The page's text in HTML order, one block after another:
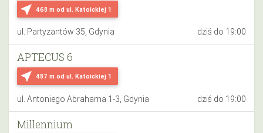
near_me 468 m od ul. Katoickiej 1
ul. Partyzantów 35, Gdynia dziś do 19:00
near_me 487 m od ul. Katoickiej 1
APTECUS 6
ul. Antoniego Abrahama 1-3, Gdynia dziś do 19:00
Millennium